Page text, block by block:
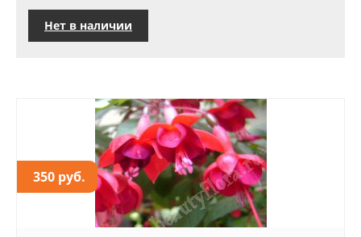
Нет в наличии
350 руб.